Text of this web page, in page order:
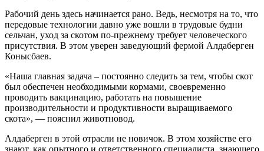
Рабочий день здесь начинается рано. Ведь, несмотря на то, что
передовые технологии давно уже вошли в трудовые будни
сельчан, уход за скотом по-прежнему требует человеческого
присутствия. В этом уверен заведующий фермой Алдаберген
Конысбаев.
«Наша главная задача – постоянно следить за тем, чтобы скот
был обеспечен необходимыми кормами, своевременно
проводить вакцинацию, работать на повышение
производительности и продуктивности выращиваемого
скота», — пояснил животновод.
Алдаберген в этой отрасли не новичок. В этом хозяйстве его